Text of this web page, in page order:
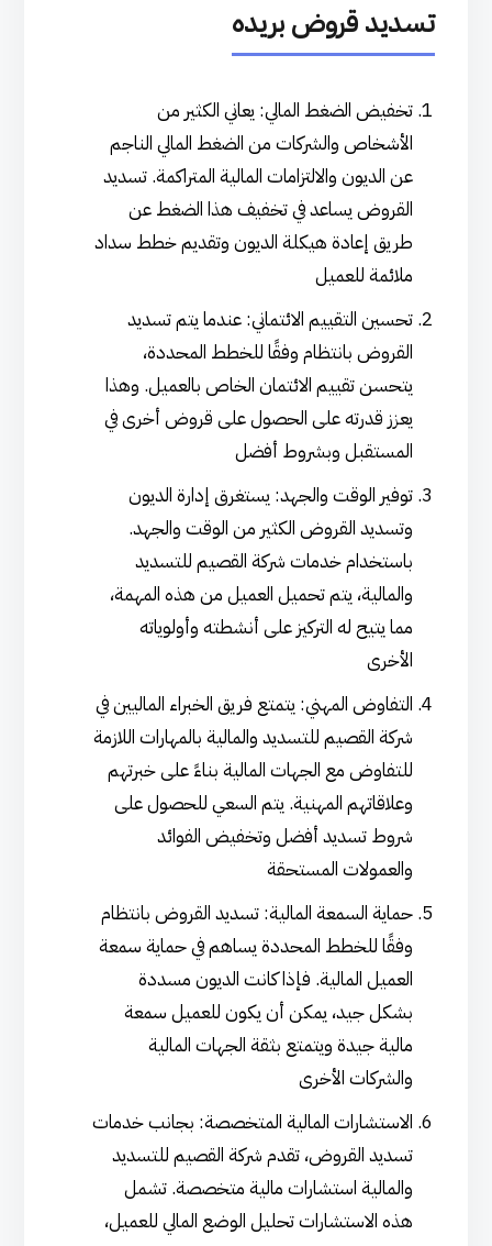
تسديد قروض بريده
تخفيض الضغط المالي: يعاني الكثير من
الأشخاص والشركات من الضغط المالي الناجم
عن الديون والالتزامات المالية المتراكمة. تسديد
القروض يساعد في تخفيف هذا الضغط عن
طريق إعادة هيكلة الديون وتقديم خطط سداد
ملائمة للعميل
تحسين التقييم الائتماني: عندما يتم تسديد
القروض بانتظام وفقًا للخطط المحددة،
يتحسن تقييم الائتمان الخاص بالعميل. وهذا
يعزز قدرته على الحصول على قروض أخرى في
المستقبل وبشروط أفضل
توفير الوقت والجهد: يستغرق إدارة الديون
وتسديد القروض الكثير من الوقت والجهد.
باستخدام خدمات شركة القصيم للتسديد
والمالية، يتم تحميل العميل من هذه المهمة،
مما يتيح له التركيز على أنشطته وأولوياته
الأخرى
التفاوض المهني: يتمتع فريق الخبراء الماليين في
شركة القصيم للتسديد والمالية بالمهارات اللازمة
للتفاوض مع الجهات المالية بناءً على خبرتهم
وعلاقاتهم المهنية. يتم السعي للحصول على
شروط تسديد أفضل وتخفيض الفوائد
والعمولات المستحقة
حماية السمعة المالية: تسديد القروض بانتظام
وفقًا للخطط المحددة يساهم في حماية سمعة
العميل المالية. فإذا كانت الديون مسددة
بشكل جيد، يمكن أن يكون للعميل سمعة
مالية جيدة ويتمتع بثقة الجهات المالية
والشركات الأخرى
الاستشارات المالية المتخصصة: بجانب خدمات
تسديد القروض، تقدم شركة القصيم للتسديد
والمالية استشارات مالية متخصصة. تشمل
هذه الاستشارات تحليل الوضع المالي للعميل،